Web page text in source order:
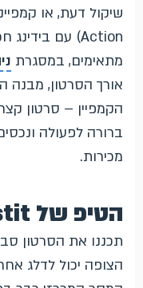
מתאימים, במסגרת
הקמפיין – סרטון
ברורה לפעולה
מכירות.
הטיפ של Boostit
תכננו את הסרטון
הצופה יכול לדלג